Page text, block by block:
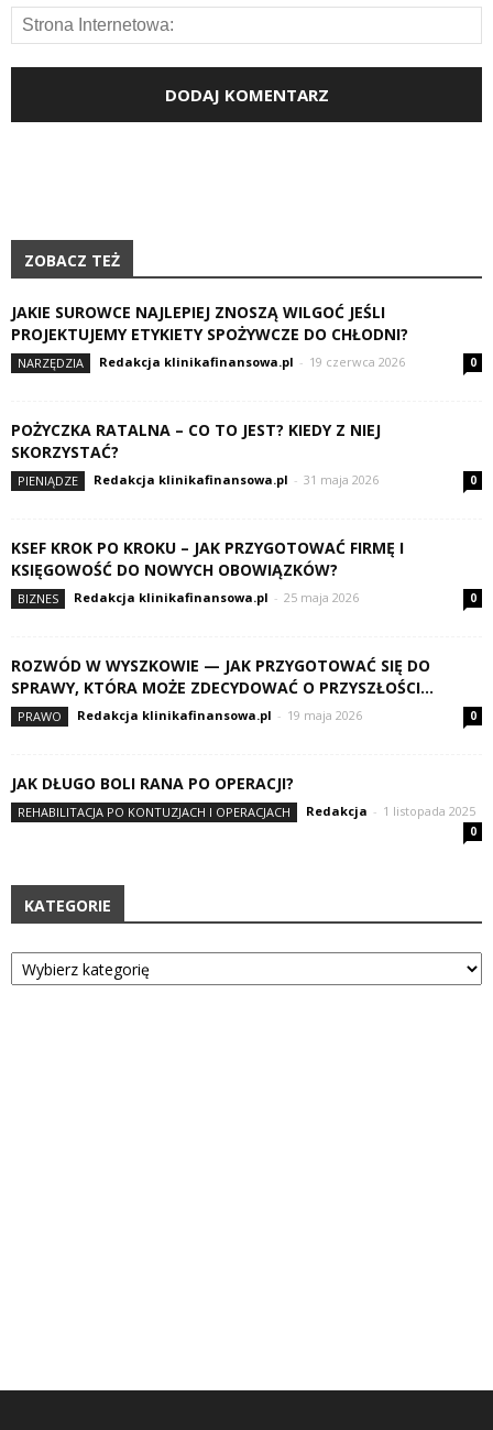
ZOBACZ TEŻ
JAKIE SUROWCE NAJLEPIEJ ZNOSZĄ WILGOĆ JEŚLI
PROJEKTUJEMY ETYKIETY SPOŻYWCZE DO CHŁODNI?
NARZĘDZIA Redakcja klinikafinansowa.pl - 19 czerwca 2026 0
POŻYCZKA RATALNA – CO TO JEST? KIEDY Z NIEJ
SKORZYSTAĆ?
PIENIĄDZE Redakcja klinikafinansowa.pl - 31 maja 2026 0
KSEF KROK PO KROKU – JAK PRZYGOTOWAĆ FIRMĘ I
KSIĘGOWOŚĆ DO NOWYCH OBOWIĄZKÓW?
BIZNES Redakcja klinikafinansowa.pl - 25 maja 2026 0
ROZWÓD W WYSZKOWIE — JAK PRZYGOTOWAĆ SIĘ DO
SPRAWY, KTÓRA MOŻE ZDECYDOWAĆ O PRZYSZŁOŚCI...
PRAWO Redakcja klinikafinansowa.pl - 19 maja 2026 0
JAK DŁUGO BOLI RANA PO OPERACJI?
REHABILITACJA PO KONTUZJACH I OPERACJACH Redakcja - 1 listopada 2025
0
KATEGORIE
Kategorie